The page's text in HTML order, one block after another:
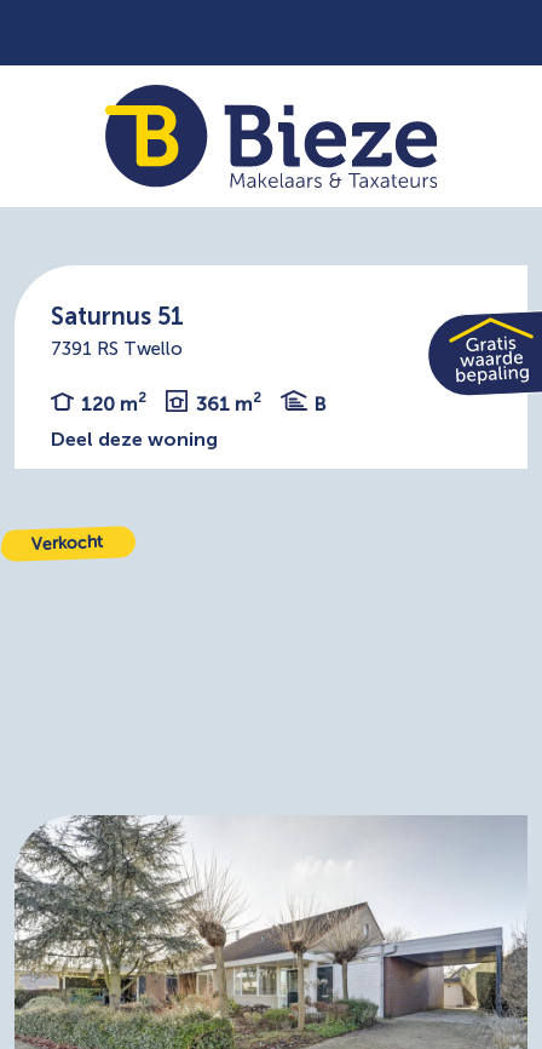
Saturnus 51
7391 RS Twello
120 m2 361 m2
B
Deel deze woning
Verkocht